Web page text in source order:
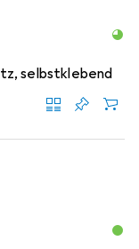
selbstklebend